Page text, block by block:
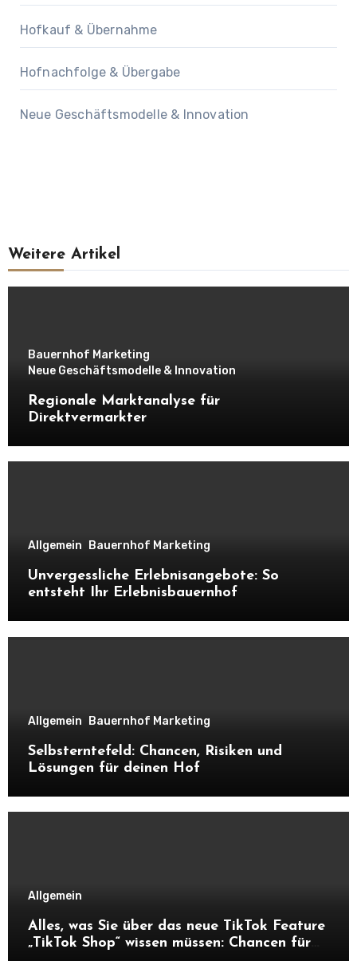
Hofkauf & Übernahme
Hofnachfolge & Übergabe
Neue Geschäftsmodelle & Innovation
Weitere Artikel
Bauernhof Marketing
Neue Geschäftsmodelle & Innovation
Regionale Marktanalyse für
Direktvermarkter
Allgemein Bauernhof Marketing
Unvergessliche Erlebnisangebote: So
entsteht Ihr Erlebnisbauernhof
Allgemein Bauernhof Marketing
Selbsterntefeld: Chancen, Risiken und
Lösungen für deinen Hof
Allgemein
Alles, was Sie über das neue TikTok Feature
„TikTok Shop“ wissen müssen: Chancen für